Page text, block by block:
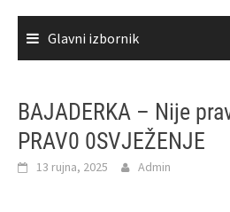
Glavni izbornik
BAJADERKA – Nije
PRAV0 0SVJEŽENJE
13 rujna, 2025 Admin